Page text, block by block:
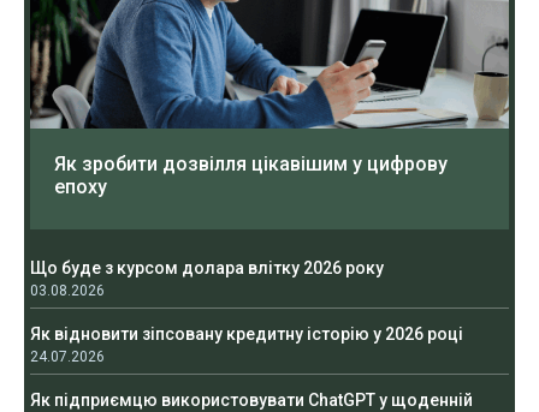
Як зробити дозвілля цікавішим у цифрову
епоху
Що буде з курсом долара влітку 2026 року
03.08.2026
Як відновити зіпсовану кредитну історію у 2026 році
24.07.2026
Як підприємцю використовувати ChatGPT у щоденній